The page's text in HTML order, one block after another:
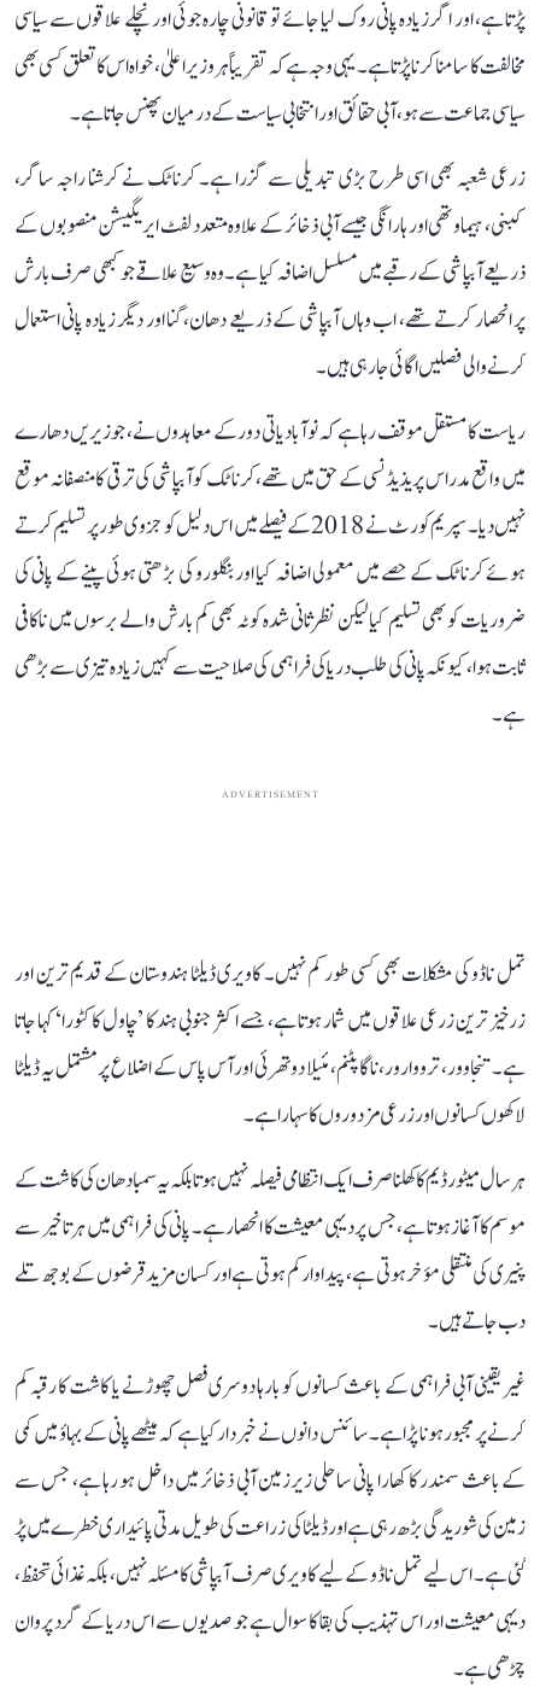
پڑتا ہے، اور اگر زیادہ پانی روک لیا جائے تو قانونی چارہ جوئی اور نچلے علاقوں سے سیاسی
مخالفت کا سامنا کرنا پڑتا ہے۔ یہی وجہ ہے کہ تقریباً ہر وزیر اعلیٰ، خواہ اس کا تعلق کسی بھی
سیاسی جماعت سے ہو، آبی حقائق اور انتخابی سیاست کے درمیان پھنس جاتا ہے۔
زرعی شعبہ بھی اسی طرح بڑی تبدیلی سے گزرا ہے۔ کرناٹک نے کرشنا راجہ ساگر،
کبنی، ہیماوتھی اور ہارانگی جیسے آبی ذخائر کے علاوہ متعدد لفٹ ایریگیشن منصوبوں کے
ذریعے آبپاشی کے رقبے میں مسلسل اضافہ کیا ہے۔ وہ وسیع علاقے جو کبھی صرف بارش
پر انحصار کرتے تھے، اب وہاں آبپاشی کے ذریعے دھان، گنا اور دیگر زیادہ پانی استعمال
کرنے والی فصلیں اگائی جا رہی ہیں۔
ریاست کا مستقل موقف رہا ہے کہ نوآبادیاتی دور کے معاہدوں نے، جو زیریں دھارے
میں واقع مدراس پریذیڈنسی کے حق میں تھے، کرناٹک کو آبپاشی کی ترقی کا منصفانہ موقع
نہیں دیا۔ سپریم کورٹ نے 2018 کے فیصلے میں اس دلیل کو جزوی طور پر تسلیم کرتے
ہوئے کرناٹک کے حصے میں معمولی اضافہ کیا اور بنگلورو کی بڑھتی ہوئی پینے کے پانی کی
ضروریات کو بھی تسلیم کیا لیکن نظرثانی شدہ کوٹہ بھی کم بارش والے برسوں میں ناکافی
ثابت ہوا، کیونکہ پانی کی طلب دریا کی فراہمی کی صلاحیت سے کہیں زیادہ تیزی سے بڑھی
ہے۔
ADVERTISEMENT
تمل ناڈو کی مشکلات بھی کسی طور کم نہیں۔ کاویری ڈیلٹا ہندوستان کے قدیم ترین اور
زرخیز ترین زرعی علاقوں میں شمار ہوتا ہے، جسے اکثر جنوبی ہند کا ’چاول کا کٹورا‘ کہا جاتا
ہے۔ تنجاوور، ترووارور، ناگاپٹنم، مئیلا دوتھرئی اور آس پاس کے اضلاع پر مشتمل یہ ڈیلٹا
لاکھوں کسانوں اور زرعی مزدوروں کا سہارا ہے۔
ہر سال میٹور ڈیم کا کھلنا صرف ایک انتظامی فیصلہ نہیں ہوتا بلکہ یہ سمبا دھان کی کاشت کے
موسم کا آغاز ہوتا ہے، جس پر دیہی معیشت کا انحصار ہے۔ پانی کی فراہمی میں ہر تاخیر سے
پنیری کی منتقلی مؤخر ہوتی ہے، پیداوار کم ہوتی ہے اور کسان مزید قرضوں کے بوجھ تلے
دب جاتے ہیں۔
غیر یقینی آبی فراہمی کے باعث کسانوں کو بارہا دوسری فصل چھوڑنے یا کاشت کا رقبہ کم
کرنے پر مجبور ہونا پڑا ہے۔ سائنس دانوں نے خبردار کیا ہے کہ میٹھے پانی کے بہاؤ میں کمی
کے باعث سمندر کا کھارا پانی ساحلی زیرزمین آبی ذخائر میں داخل ہو رہا ہے، جس سے
زمین کی شوریدگی بڑھ رہی ہے اور ڈیلٹا کی زراعت کی طویل مدتی پائیداری خطرے میں پڑ
گئی ہے۔ اس لیے تمل ناڈو کے لیے کاویری صرف آبپاشی کا مسئلہ نہیں، بلکہ غذائی تحفظ،
دیہی معیشت اور اس تہذیب کی بقا کا سوال ہے جو صدیوں سے اس دریا کے گرد پروان
چڑھی ہے۔